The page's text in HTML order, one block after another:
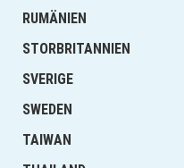
RUMÄNIEN
STORBRITANNIEN
SVERIGE
SWEDEN
TAIWAN